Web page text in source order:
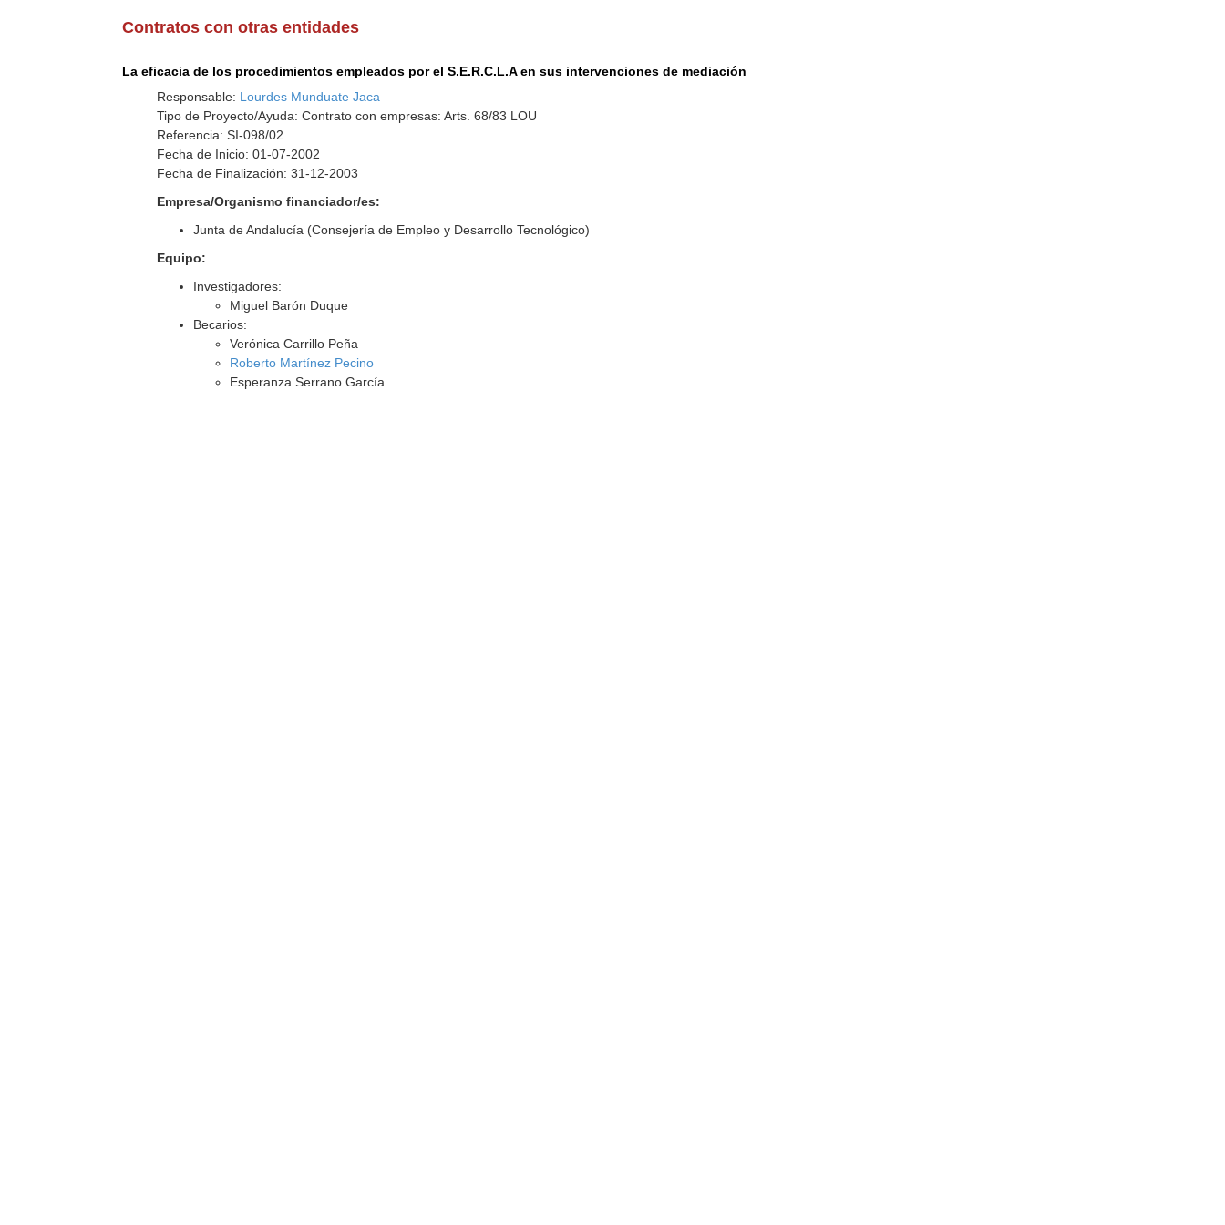
Contratos con otras entidades
La eficacia de los procedimientos empleados por el S.E.R.C.L.A en sus intervenciones de mediación
Responsable: Lourdes Munduate Jaca
Tipo de Proyecto/Ayuda: Contrato con empresas: Arts. 68/83 LOU
Referencia: SI-098/02
Fecha de Inicio: 01-07-2002
Fecha de Finalización: 31-12-2003
Empresa/Organismo financiador/es:
Junta de Andalucía (Consejería de Empleo y Desarrollo Tecnológico)
Equipo:
Investigadores:
Miguel Barón Duque
Becarios:
Verónica Carrillo Peña
Roberto Martínez Pecino
Esperanza Serrano García